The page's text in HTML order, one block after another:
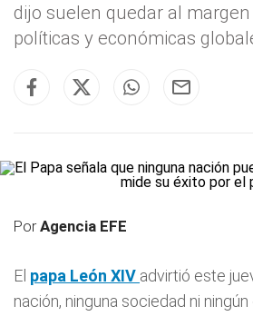
dijo suelen quedar al
políticas y económicas
PorAgencia EFE
El papa León XIV advirtió este
nación, ninguna sociedad ni